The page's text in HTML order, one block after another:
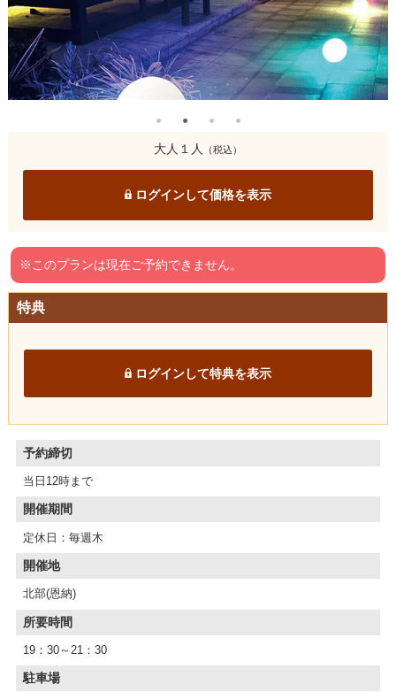
大人１人 （税込）
ログインして価格を表示
※このプランは現在ご予約できません。
特典
ログインして特典を表示
予約締切
当日12時まで
開催期間
定休日：毎週木
開催地
北部(恩納)
所要時間
19：30～21：30
駐車場